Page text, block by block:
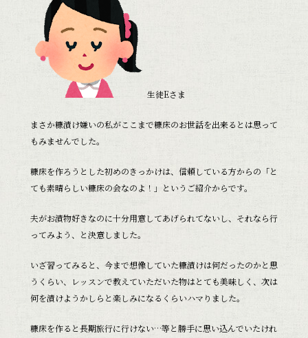
生徒Eさま
まさか糠漬け嫌いの私がここまで糠床のお世話を出来るとは思って
もみませんでした。
糠床を作ろうとした初めのきっかけは、信頼している方からの「と
ても素晴らしい糠床の会なのよ！」というご紹介からです。
夫がお漬物好きなのに十分用意してあげられてないし、それなら行
ってみよう、と決意しました。
いざ習ってみると、今まで想像していた糠漬けは何だったのかと思
うくらい、レッスンで教えていただいた物はとても美味しく、次は
何を漬けようかしらと楽しみになるくらいハマりました。
糠床を作ると長期旅行に行けない…等と勝手に思い込んでいたけれ